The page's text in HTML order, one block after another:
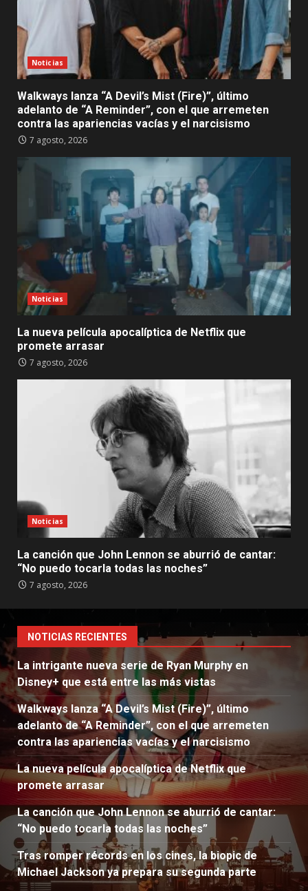
Noticias
Walkways lanza “A Devil’s Mist (Fire)”, último
adelanto de “A Reminder”, con el que arremeten
contra las apariencias vacías y el narcisismo
7 agosto, 2026
Noticias
La nueva película apocalíptica de Netflix que
promete arrasar
7 agosto, 2026
Noticias
La canción que John Lennon se aburrió de cantar:
“No puedo tocarla todas las noches”
7 agosto, 2026
NOTICIAS RECIENTES
La intrigante nueva serie de Ryan Murphy en
Disney+ que está entre las más vistas
Walkways lanza “A Devil’s Mist (Fire)”, último
adelanto de “A Reminder”, con el que arremeten
contra las apariencias vacías y el narcisismo
La nueva película apocalíptica de Netflix que
promete arrasar
La canción que John Lennon se aburrió de cantar:
“No puedo tocarla todas las noches”
Tras romper récords en los cines, la biopic de
Michael Jackson ya prepara su segunda parte